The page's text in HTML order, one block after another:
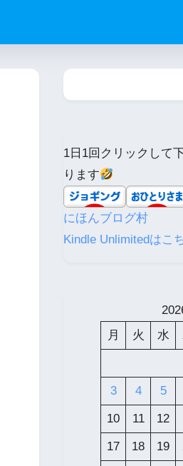
1日1回クリックして
ります
にほんブログ村
Kindle Unlimitedはこ
月
火 水
3 4 5
10 11 12
17 18 19